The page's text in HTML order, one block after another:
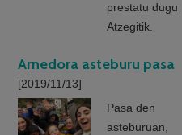
prestatu dugu
Atzegitik.
Arnedora asteburu pasa
[2019/11/13]
Pasa den
asteburuan,